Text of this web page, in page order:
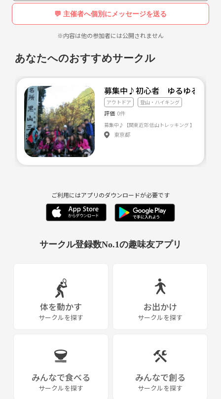
潮干狩り
バトミントン
ダイエット
お料理
ハンドメイド
着物、ご朱印
つまみ細工
サバゲー
キャンプ
ボードゲーム
パジャマパーティー
フリーマーケット
舞台鑑賞、出演
牧場で乳搾り
キックベース
麹、お味噌作り
【おおまかなスケジュール】
8:45バス乗車
11:00〜11:30頂上到着
11:30〜12:30昼休憩
15:00〜16:00解散
💬 主催者へ個別にメッセージを送る
※内容は他の参加者には公開されません
あなたへのおすすめサークル
募集中♪初心者 ゆるゆるトレ
アウトドア 登山・ハイキング
評価 0件
東京都
ご利用にはアプリのダウンロードが必要です
サークル登録数No.1の趣味友アプリ
体を動かす
サークルを探す
お出かけ
サークルを探す
みんなで食べる
サークルを探す
みんなで創る
サークルを探す